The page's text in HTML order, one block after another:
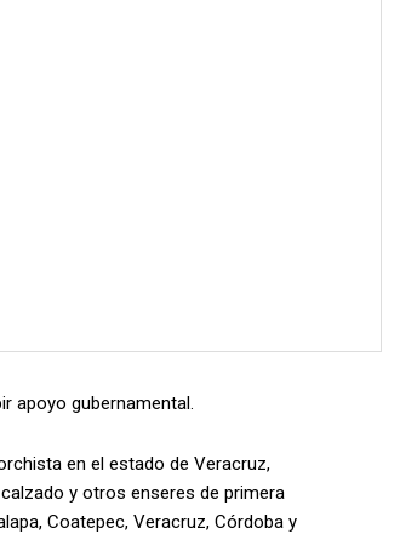
apoyo gubernamental.
en el estado de Veracruz,
y otros enseres de primera
Coatepec, Veracruz, Córdoba y